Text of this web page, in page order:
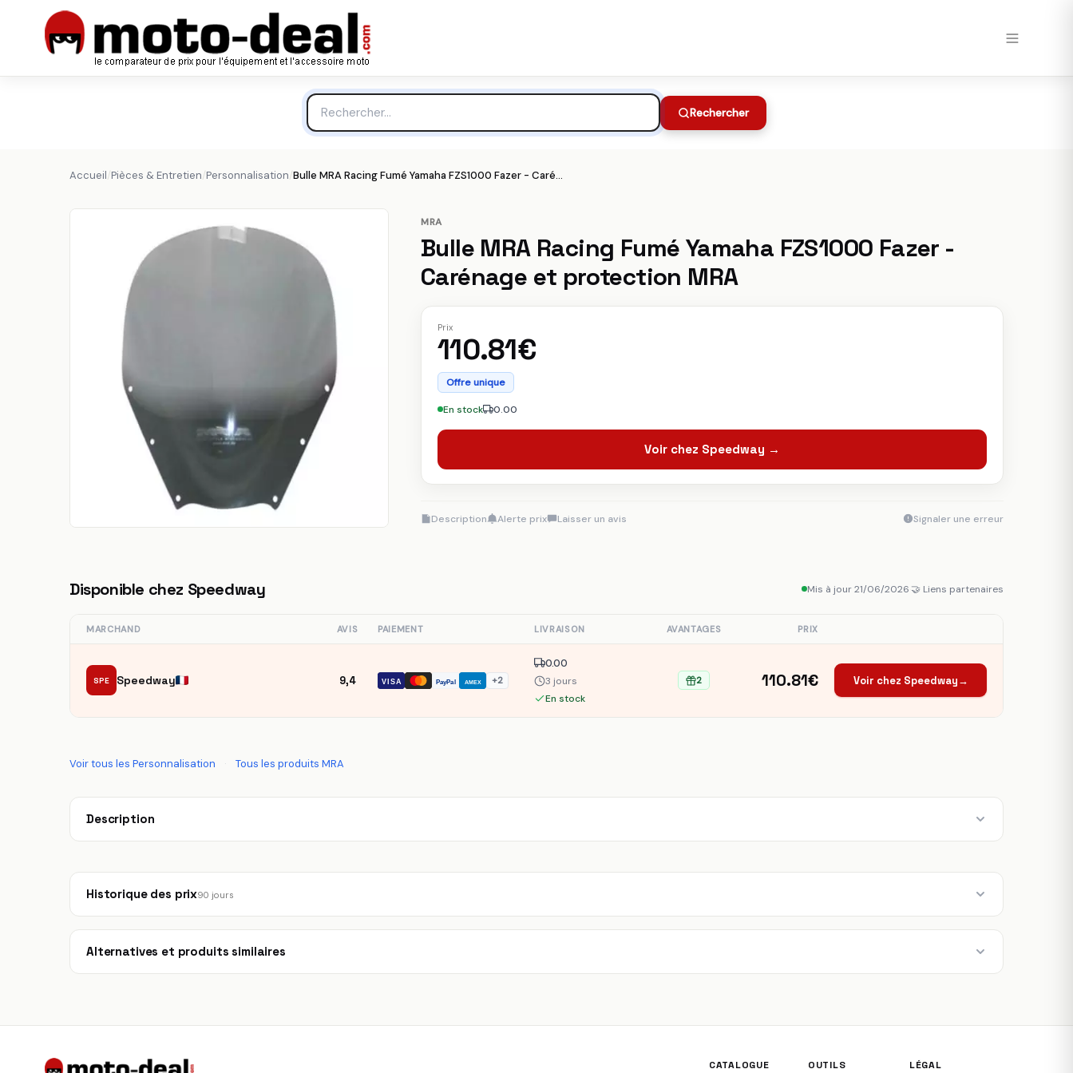
Rechercher
Accueil/Pièces & Entretien/Personnalisation/ Bulle MRA Racing Fumé Yamaha FZS1000 Fazer - Carénage et protection MRA
Bulle MRA Racing Fumé Yamaha FZS1000 Fazer - Carénage et protection MRA
MRA
Bulle MRA Racing Fumé Yamaha FZS1000 Fazer -
Carénage et protection MRA
Prix
110.81€
Offre unique
En stock 0.00
Voir chez Speedway →
Description Alerte prix Laisser un avis Signaler une erreur
Disponible chez Speedway Mis à jour 21/06/2026🤝 Liens partenaires
MARCHAND AVIS PAIEMENT LIVRAISON AVANTAGES PRIX
SPE Speedway 9,4 VISA PayPal AMEX +2
0.00
3 jours
En stock
2 110.81€ Voir chez Speedway→
Voir tous les Personnalisation · Tous les produits MRA
Description
Historique des prix90 jours
Alternatives et produits similaires
CATALOGUE OUTILS LÉGAL